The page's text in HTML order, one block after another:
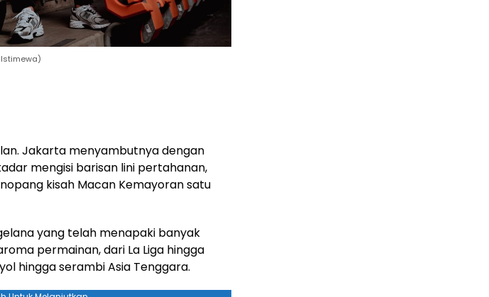
Jakarta menyambutnya dengan
mengisi barisan lini pertahanan,
kisah Macan Kemayoran satu
yang telah menapaki banyak
permainan, dari La Liga hingga
hingga serambi Asia Tenggara.